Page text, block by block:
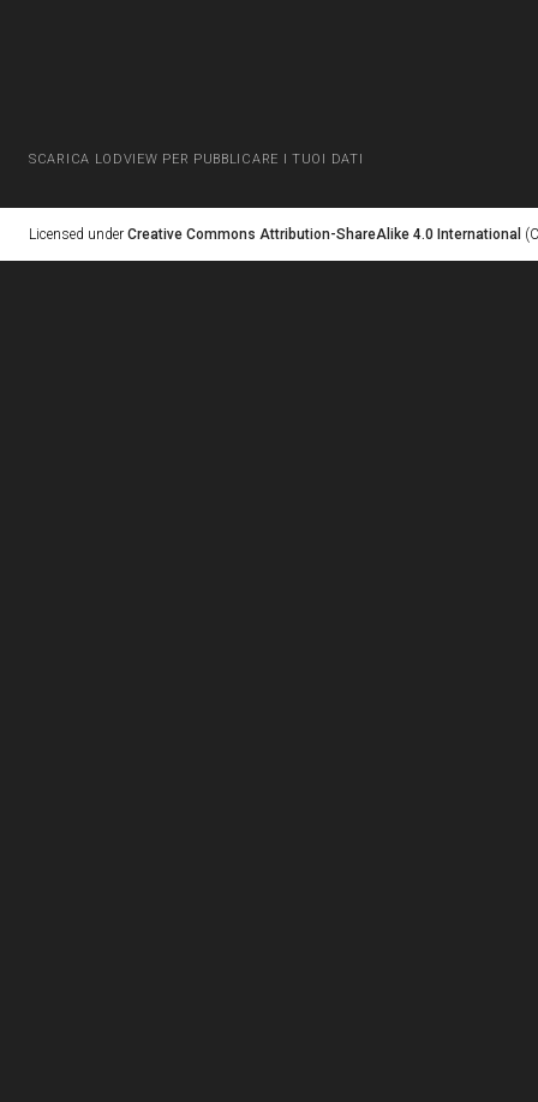
SCARICA LODVIEW PER PUBBLICARE I TUOI DATI
Licensed under Creative Commons Attribution-ShareAlike 4.0 International